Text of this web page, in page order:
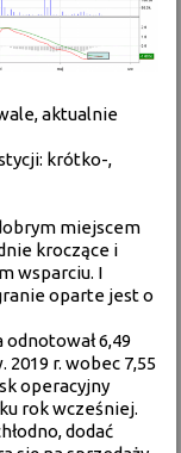
aktualnie
krótko-,
miejscem
kroczące i
wsparciu. I
oparte jest o
6,49
r. wobec 7,55
operacyjny
rok wcześniej.
dodać